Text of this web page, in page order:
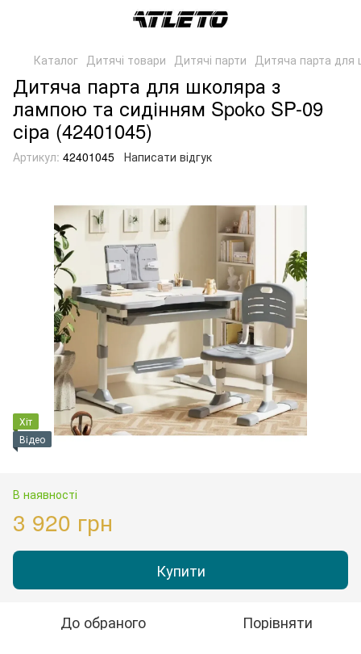
Каталог Дитячі товари Дитячі парти Дитяча парта для
Дитяча парта для школяра з
лампою та сидінням Spoko SP-09
сіра (42401045)
Артикул: 42401045 Написати відгук
Хіт
Відео
В наявності
3 920 грн
Купити
До обраного Порівняти